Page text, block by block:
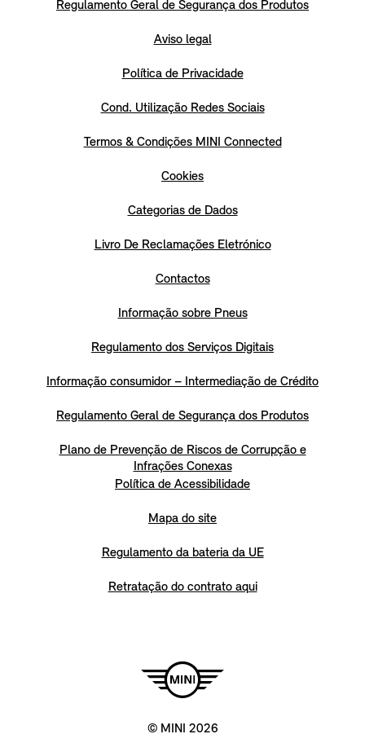
Regulamento Geral de Segurança dos Produtos
Aviso legal
Política de Privacidade
Cond. Utilização Redes Sociais
Termos & Condições MINI Connected
Cookies
Categorias de Dados
Livro De Reclamações Eletrónico
Contactos
Informação sobre Pneus
Regulamento dos Serviços Digitais
Informação consumidor – Intermediação de Crédito
Regulamento Geral de Segurança dos Produtos
Plano de Prevenção de Riscos de Corrupção e
Infrações Conexas
Política de Acessibilidade
Mapa do site
Regulamento da bateria da UE
Retratação do contrato aqui
© MINI 2026